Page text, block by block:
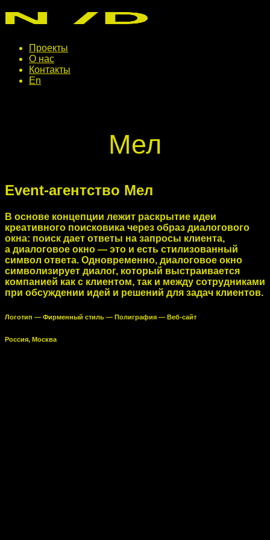
Проекты
О нас
Контакты
En
Мел
Event-агентство Мел
В основе концепции лежит раскрытие идеи
креативного поисковика через образ диалогового
окна: поиск дает ответы на запросы клиента,
а диалоговое окно — это и есть стилизованный
символ ответа. Одновременно, диалоговое окно
символизирует диалог, который выстраивается
компанией как с клиентом, так и между сотрудниками
при обсуждении идей и решений для задач клиентов.
Логотип — Фирменный стиль — Полиграфия — Веб-сайт
Россия, Москва